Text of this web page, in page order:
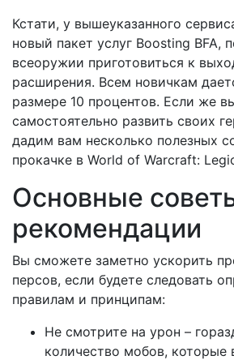
Кстати, у вышеуказанного
новый пакет услуг Boosting BFA,
всеоружии приготовиться к
расширения. Всем новичкам
размере 10 процентов. Если же
самостоятельно развить своих
дадим вам несколько полезных
прокачке в World of Warcraft:
Основные
рекомендации
Вы сможете заметно ускорить
персов, если будете следовать
правилам и принципам:
Не смотрите на урон –
количество мобов, которые